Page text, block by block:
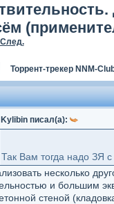
След.
Торрент-трекер NNM-
Kylibin писал(а):
Так Вам тогда надо ЗЯ
несколько
и большим
стеной